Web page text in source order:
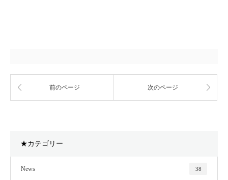
前のページ 次のページ
★カテゴリー
News 38